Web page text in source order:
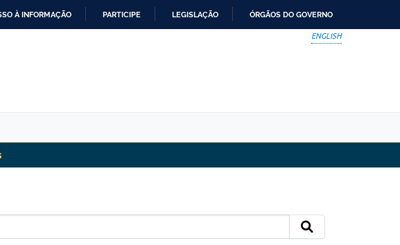
À INFORMAÇÃO PARTICIPE LEGISLAÇÃO ÓRGÃOS DO GOVERNO
ENGLISH